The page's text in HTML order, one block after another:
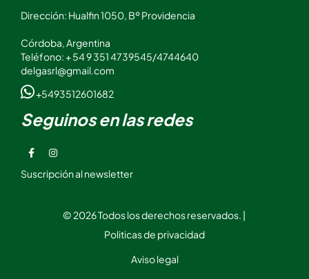
Dirección: Hualfin 1050, Bº Providencia
Córdoba, Argentina
Teléfono: + 54 9 351 4739545/4744640
delgasrl@gmail.com
+5493512601682
Seguinos en las redes
Suscripción al newsletter
© 2026 Todos los derechos reservados. |
Politicas de privacidad
Aviso legal